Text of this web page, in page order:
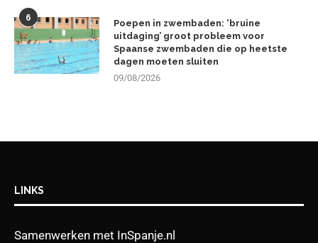
6
Poepen in zwembaden: ‘bruine
uitdaging’ groot probleem voor
Spaanse zwembaden die op heetste
dagen moeten sluiten
09/08/2026
LINKS
Samenwerken met InSpanje.nl